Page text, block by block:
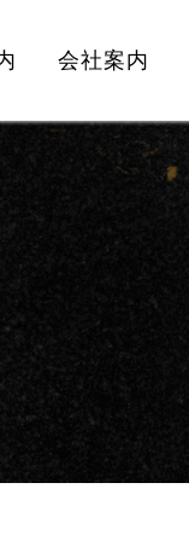
会社案内